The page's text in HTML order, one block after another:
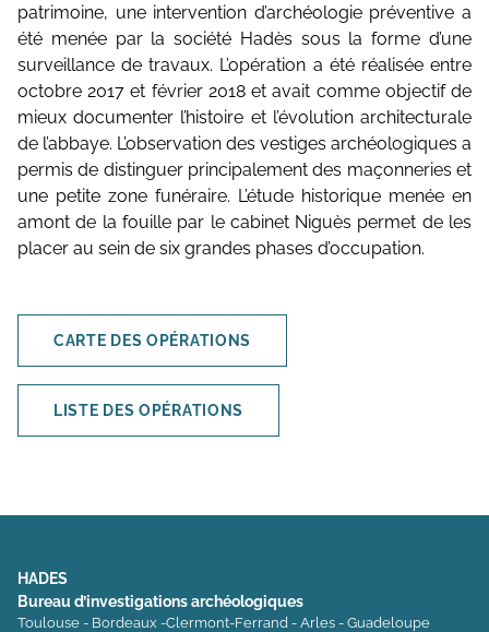
patrimoine, une intervention d’archéologie préventive a
été menée par la société Hadès sous la forme d’une
surveillance de travaux. L’opération a été réalisée entre
octobre 2017 et février 2018 et avait comme objectif de
mieux documenter l’histoire et l’évolution architecturale
de l’abbaye. L’observation des vestiges archéologiques a
permis de distinguer principalement des maçonneries et
une petite zone funéraire. L’étude historique menée en
amont de la fouille par le cabinet Niguès permet de les
placer au sein de six grandes phases d’occupation.
CARTE DES OPÉRATIONS
LISTE DES OPÉRATIONS
HADES
Bureau d’investigations archéologiques
Toulouse - Bordeaux -Clermont-Ferrand - Arles - Guadeloupe